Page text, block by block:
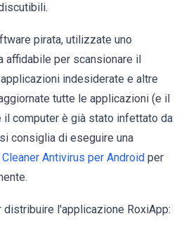
pirata, utilizzate uno
per scansionare il
indesiderate e altre
tutte le applicazioni (e il
il computer è già stato infettato da
consiglia di eseguire una
Antivirus per Android per
l'applicazione RoxiApp: